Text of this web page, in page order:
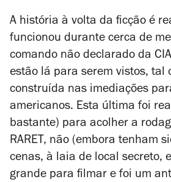
A história à volta da ficção é
funcionou durante cerca de
comando não declarado da
estão lá para serem vistos, tal
construída nas imediações
americanos. Esta última foi
bastante) para acolher a
RARET, não (embora tenham
cenas, à laia de local secreto,
grande para filmar e foi um